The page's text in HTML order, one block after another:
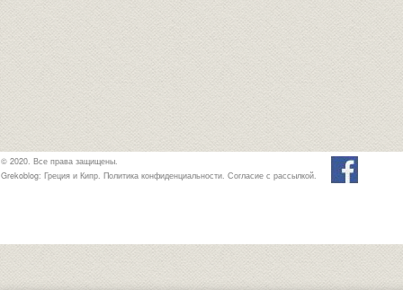
© 2020. Все права защищены.
Grekoblog: Греция и Кипр. Политика конфиденциальности Согласие с рассылкой